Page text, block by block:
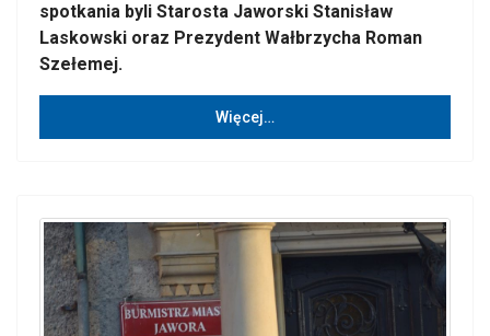
spotkania byli Starosta Jaworski Stanisław
Laskowski oraz Prezydent Wałbrzycha Roman
Szełemej.
Więcej…